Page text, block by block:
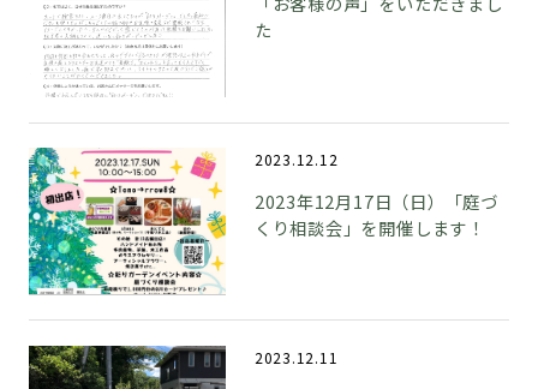
た
2023.12.12
2023年12月17日（日）「庭づ
くり相談会」を開催します！
2023.12.11